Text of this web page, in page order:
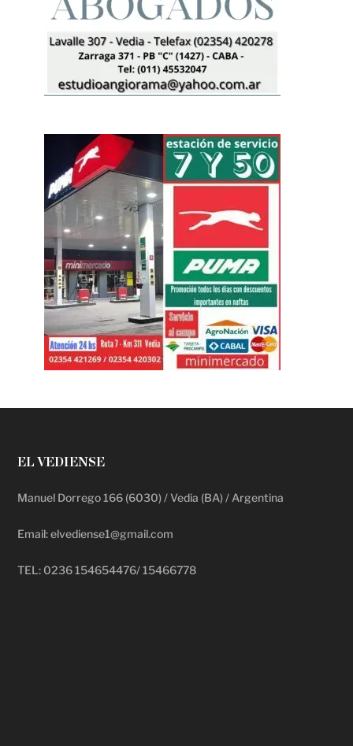
EL VEDIENSE
Manuel Dorrego 166 (6030) / Vedia (BA) / Argentina
Email: elvediense1@gmail.com
TEL: 0236 154654476/ 15466778